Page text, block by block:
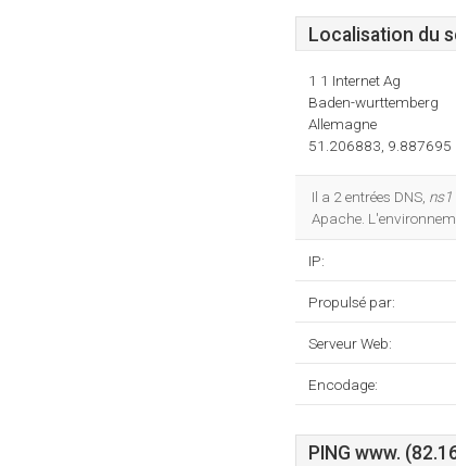
Localisation du
1 1 Internet Ag
Baden-wurttemberg
Allemagne
51.206883, 9.887695
Il a 2 entrées DNS,
Apache.
IP:
Propulsé par:
Serveur Web:
Encodage:
PING www.